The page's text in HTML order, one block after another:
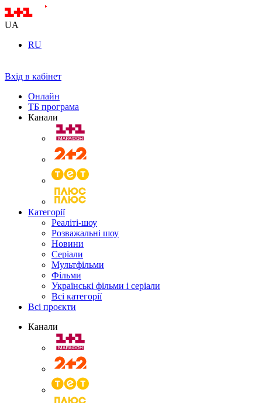
UA
RU
Вхід в кабінет
Онлайн
ТБ програма
Канали
Категорії
Реаліті-шоу
Розважальні шоу
Новини
Серіали
Мультфільми
Фільми
Українські фільми і серіали
Всі категорії
Всі проєкти
Канали